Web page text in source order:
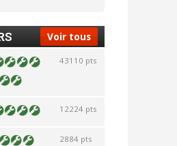
Voir tous
43110 pts
12224 pts
2884 pts